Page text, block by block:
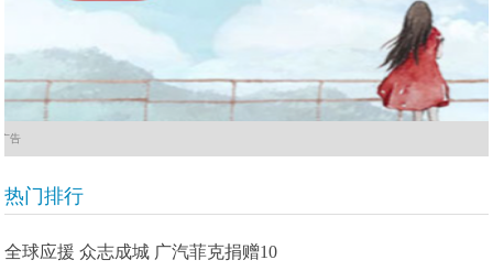
广告
热门排行
全球应援 众志成城 广汽菲克捐赠10